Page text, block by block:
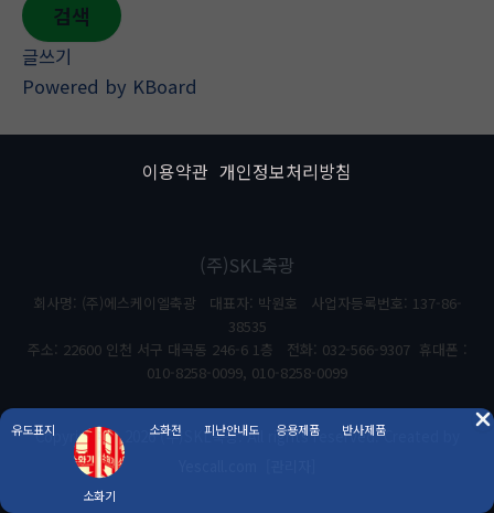
유도표지
소화기
소화전 피난안내도 응용제품 반사제품
검색
글쓰기
Powered by KBoard
이용약관 개인정보처리방침
(주)SKL축광
회사명: (주)에스케이엘축광 대표자: 박원호 사업자등록번호: 137-86-
38535
주소: 22600 인천 서구 대곡동 246-6 1층 전화: 032-566-9307 휴대폰 :
010-8258-0099, 010-8258-0099
Copyright © 2026 (주)SKL축광. All rights reserved. Created by